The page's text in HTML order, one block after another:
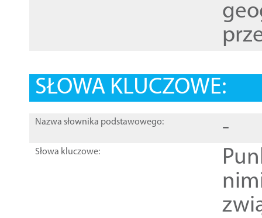
SŁOWA KLUCZOWE:
Nazwa słownika podstawowego: -
Słowa kluczowe: